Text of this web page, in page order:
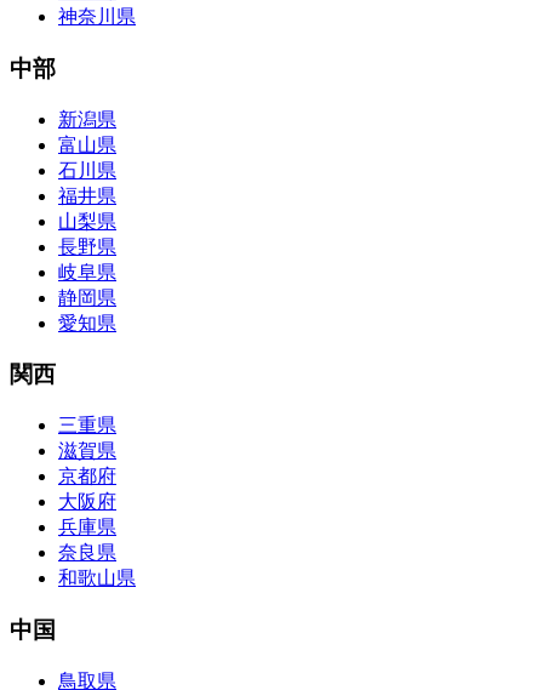
神奈川県
中部
新潟県
富山県
石川県
福井県
山梨県
長野県
岐阜県
静岡県
愛知県
関西
三重県
滋賀県
京都府
大阪府
兵庫県
奈良県
和歌山県
中国
鳥取県